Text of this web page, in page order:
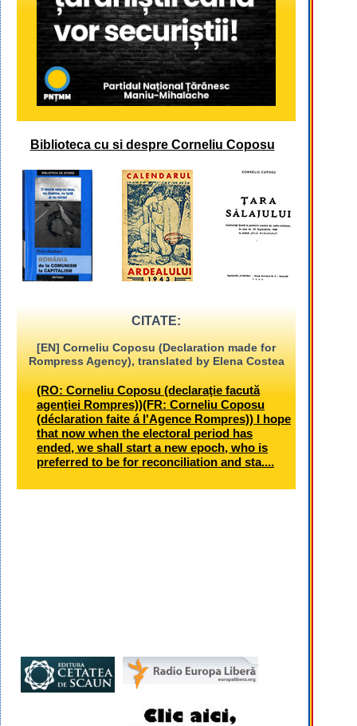
Biblioteca cu si despre Corneliu Coposu
CITATE:
[EN] Corneliu Coposu (Declaration made for
Rompress Agency), translated by Elena Costea
(RO: Corneliu Coposu (declaraţie facută
agenţiei Rompres))(FR: Corneliu Coposu
(déclaration faite á l'Agence Rompres)) I hope
that now when the electoral period has
ended, we shall start a new epoch, who is
preferred to be for reconciliation and sta....